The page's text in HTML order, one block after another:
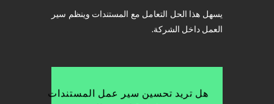
يسهل هذا الحل التعامل مع المستندات وينظم سير
العمل داخل الشركة.
هل تريد تحسين سير عمل المستندات